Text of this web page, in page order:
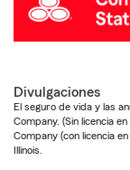
Divulgaciones
El seguro de vida y las
Company. (Sin licencia
Company (con licencia
Illinois.